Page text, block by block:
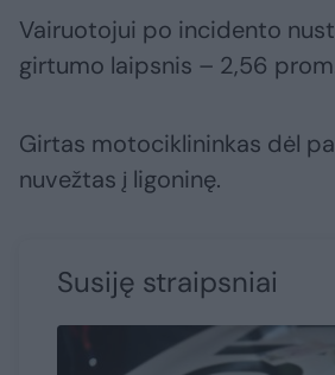
Vairuotojui po incidento
girtumo laipsnis – 2,56
Girtas motociklininkas dėl
nuvežtas į ligoninę.
Susiję straipsniai